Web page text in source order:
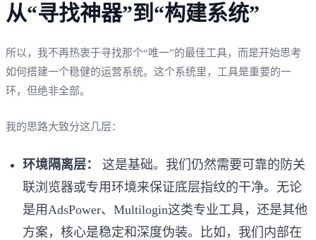
从“寻找神器”到“构建系统”
所以，我不再热衷于寻找那个“唯一”的最佳工具，而是开始思考
如何搭建一个稳健的运营系统。这个系统里，工具是重要的一
环，但绝非全部。
我的思路大致分这几层：
环境隔离层：
这是基础。我们仍然需要可靠的防关
联浏览器或专用环境来保证底层指纹的干净。无论
是用AdsPower、Multilogin这类专业工具，还是其他
方案，核心是稳定和深度伪装。比如，我们内部在